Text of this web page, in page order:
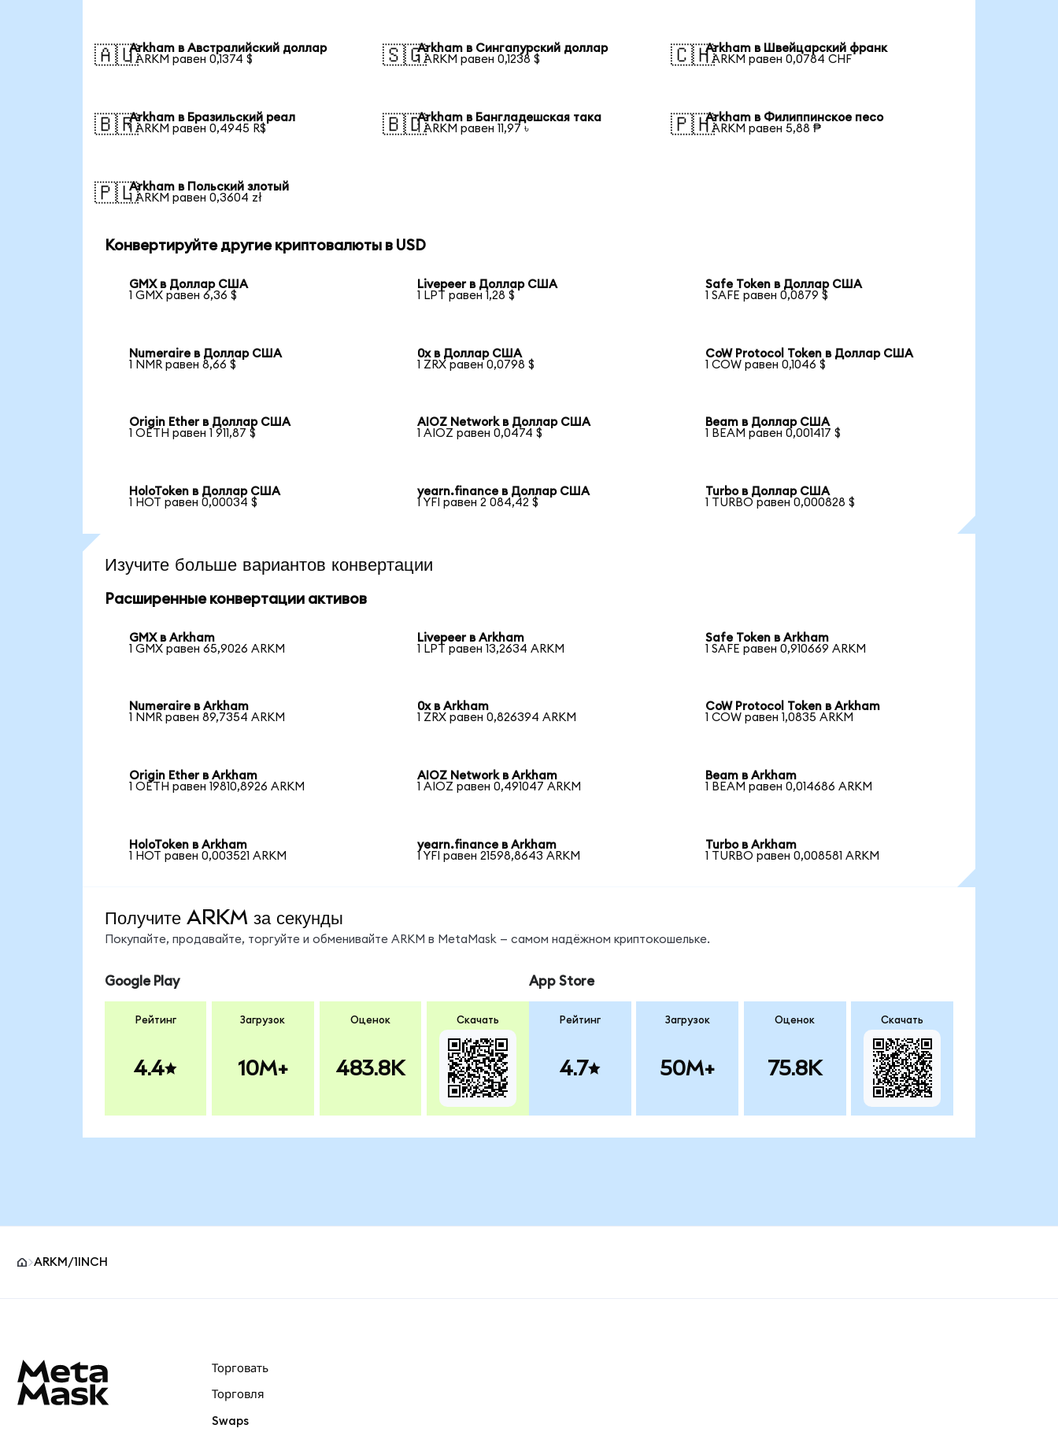
🇦🇺Arkham в Австралийский доллар
1 ARKM равен 0,1374 $
🇸🇬Arkham в Сингапурский доллар
1 ARKM равен 0,1238 $
🇨🇭Arkham в Швейцарский франк
1 ARKM равен 0,0784 CHF
🇧🇷Arkham в Бразильский реал
1 ARKM равен 0,4945 R$
🇧🇩Arkham в Бангладешская така
1 ARKM равен 11,97 ৳
🇵🇭Arkham в Филиппинское песо
1 ARKM равен 5,88 ₱
🇵🇱Arkham в Польский злотый
1 ARKM равен 0,3604 zł
Конвертируйте другие криптовалюты в USD
GMX в Доллар США
1 GMX равен 6,36 $
Livepeer в Доллар США
1 LPT равен 1,28 $
Safe Token в Доллар США
1 SAFE равен 0,0879 $
Numeraire в Доллар США
1 NMR равен 8,66 $
0x в Доллар США
1 ZRX равен 0,0798 $
CoW Protocol Token в Доллар США
1 COW равен 0,1046 $
Origin Ether в Доллар США
1 OETH равен 1 911,87 $
AIOZ Network в Доллар США
1 AIOZ равен 0,0474 $
Beam в Доллар США
1 BEAM равен 0,001417 $
HoloToken в Доллар США
1 HOT равен 0,00034 $
yearn.finance в Доллар США
1 YFI равен 2 084,42 $
Turbo в Доллар США
1 TURBO равен 0,000828 $
Изучите больше вариантов конвертации
Расширенные конвертации активов
GMX в Arkham
1 GMX равен 65,9026 ARKM
Livepeer в Arkham
1 LPT равен 13,2634 ARKM
Safe Token в Arkham
1 SAFE равен 0,910669 ARKM
Numeraire в Arkham
1 NMR равен 89,7354 ARKM
0x в Arkham
1 ZRX равен 0,826394 ARKM
CoW Protocol Token в Arkham
1 COW равен 1,0835 ARKM
Origin Ether в Arkham
1 OETH равен 19810,8926 ARKM
AIOZ Network в Arkham
1 AIOZ равен 0,491047 ARKM
Beam в Arkham
1 BEAM равен 0,014686 ARKM
HoloToken в Arkham
1 HOT равен 0,003521 ARKM
yearn.finance в Arkham
1 YFI равен 21598,8643 ARKM
Turbo в Arkham
1 TURBO равен 0,008581 ARKM
Получите ARKM за секунды
Покупайте, продавайте, торгуйте и обменивайте ARKM в MetaMask — самом надёжном криптокошельке.
Google Play
Рейтинг
4.4
Загрузок
10M+
Оценок
483.8K
Скачать
App Store
Рейтинг
4.7
Загрузок
50M+
Оценок
75.8K
Скачать
ARKM/1INCH
Торговать
Торговля
Swaps